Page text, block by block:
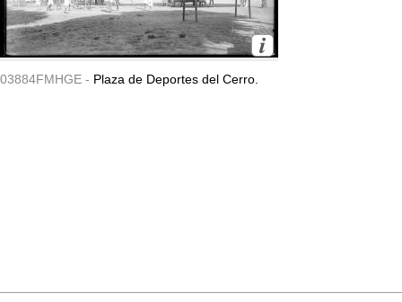
03884FMHGE - Plaza de Deportes del Cerro.